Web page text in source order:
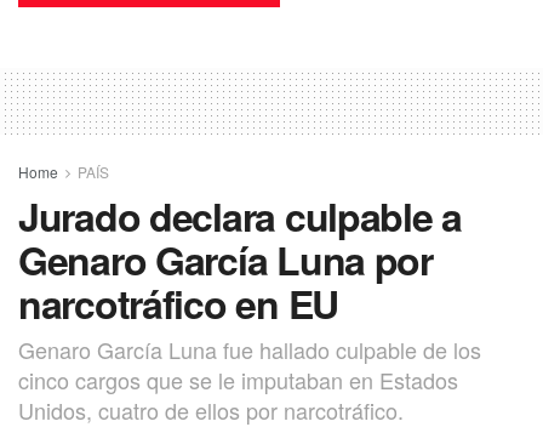
Home PAÍS
Jurado declara culpable a
Genaro García Luna por
narcotráfico en EU
Genaro García Luna fue hallado culpable de los
cinco cargos que se le imputaban en Estados
Unidos, cuatro de ellos por narcotráfico.